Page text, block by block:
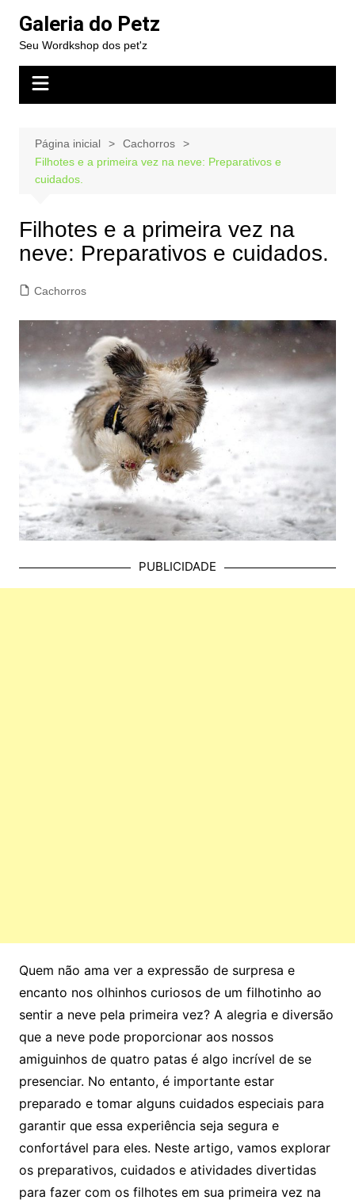
para
conteúdo
Galeria do Petz
Seu Wordkshop dos pet'z
Página inicial
Cachorros
Filhotes e a primeira vez na neve: Preparativos e
cuidados.
Filhotes e a primeira vez na
neve: Preparativos e cuidados.
Cachorros
PUBLICIDADE
Quem não ama ver a expressão de surpresa e
encanto nos olhinhos curiosos de um filhotinho ao
sentir a neve pela primeira vez? A alegria e diversão
que a neve pode proporcionar aos nossos
amiguinhos de quatro patas é algo incrível de se
presenciar. No entanto, é importante estar
preparado e tomar alguns cuidados especiais para
garantir que essa experiência seja segura e
confortável para eles. Neste artigo, vamos explorar
os preparativos, cuidados e atividades divertidas
para fazer com os filhotes em sua primeira vez na